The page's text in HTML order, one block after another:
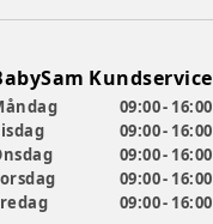
Kundservice
09:00 - 16:00
09:00 - 16:00
09:00 - 16:00
09:00 - 16:00
09:00 - 16:00